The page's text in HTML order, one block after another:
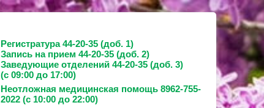
Регистратура 44-20-35 (доб. 1)
Запись на прием 44-20-35 (доб. 2)
Заведующие отделений 44-20-35 (доб. 3)
(с 09:00 до 17:00)
Неотложная медицинская помощь 8962-755-
2022 (с 10:00 до 22:00)